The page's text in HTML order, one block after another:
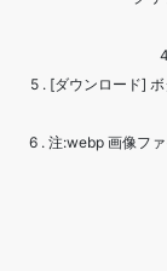
6 . 注:webp 画像フ